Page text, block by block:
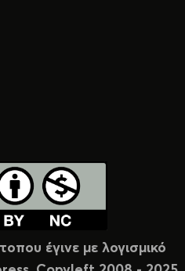
έγινε με λογισμικό